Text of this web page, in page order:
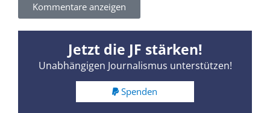
Kommentare anzeigen
Jetzt die JF stärken!
Unabhängigen Journalismus unterstützen!
Spenden